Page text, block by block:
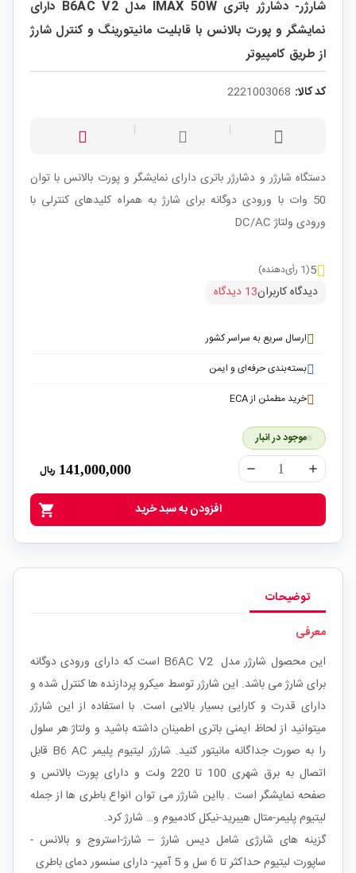
شارژر- دشارژر باتری IMAX 50W مدل B6AC V2 دارای
نمایشگر و پورت بالانس با قابلیت مانیتورینگ و کنترل شارژ
از طریق کامپیوتر
کد کالا: 2221003068
دستگاه شارژر و دشارژر باتری دارای نمایشگر و پورت بالانس با توان
50 وات با ورودی دوگانه برای شارژ به همراه کلیدهای کنترلی با
ورودی ولتاژ DC/AC
5(1 رأی‌دهنده)
دیدگاه کاربران13 دیدگاه
ارسال سریع به سراسر کشور
بسته‌بندی حرفه‌ای و ایمن
خرید مطمئن از ECA
موجود در انبار
remove add
141,000,000 ریال
shopping_cart افزودن به سبد خرید
توضیحات
معرفی
این محصول شارژر مدل B6AC V2 است که دارای ورودی دوگانه
برای شارژ می باشد. این شارژر توسط میکرو پردازنده ها کنترل شده و
دارای قدرت و کارایی بسیار بالایی است. با استفاده از این شارژر
میتوانید از لحاظ ایمنی باتری اطمینان داشته باشید و ولتاژ هر سلول
را به صورت جداگانه مانیتور کنید. شارژر لیتیوم پلیمر B6 AC قابل
اتصال به برق شهری 100 تا 220 ولت و دارای پورت بالانس و
صفحه نمایشگر است . بااین شارژر می توان انواع باطری ها از جمله
لیتیوم پلیمر-متال هیبرید-نیکل کادمیوم و… شارژ کرد.
گزینه های شارژی شامل دیس شارژ – شارژ-استروج و بالانس -
ساپورت لیتیوم حداکثر تا 6 سل و 5 آمپر- دارای سنسور دمای باطری